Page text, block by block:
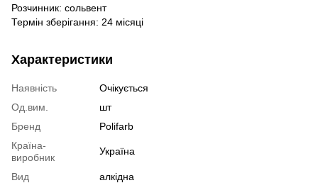
Розчинник: сольвент
Термін зберігання: 24 місяці
Характеристики
Наявність
Очікується
Од.вим.
шт
Бренд
Polifarb
Країна-
виробник
Україна
Вид
алкідна